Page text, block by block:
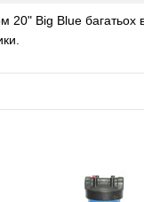
20" Big Blue багатьох